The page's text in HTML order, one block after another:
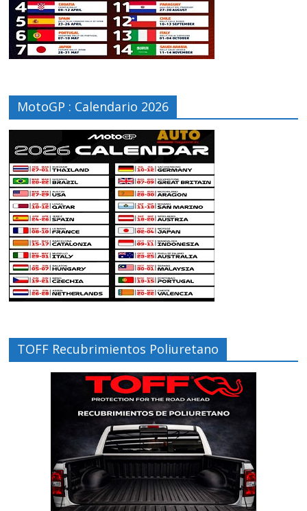
MotoGP : Calendario 2026
TOFF Recubrimientos Poliuretano